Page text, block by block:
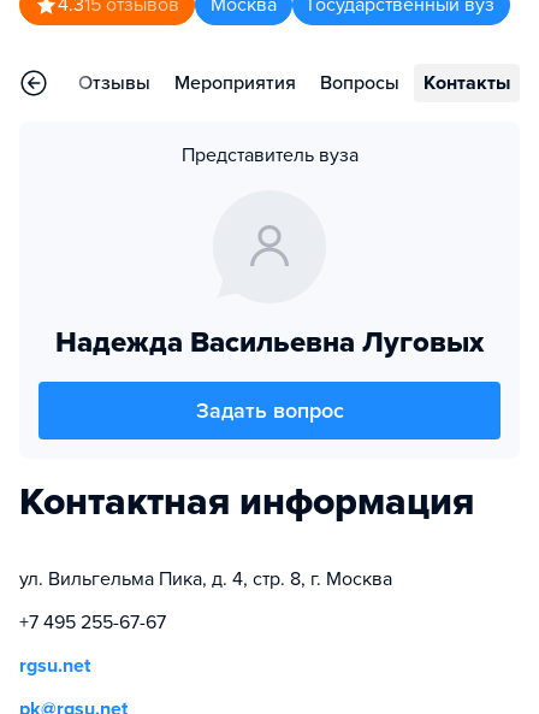
Отзывы Мероприятия Вопросы Контакты
Представитель вуза
Надежда Васильевна Луговых
Задать вопрос
Контактная информация
ул. Вильгельма Пика, д. 4, стр. 8, г. Москва
+7 495 255-67-67
rgsu.net
pk@rgsu.net